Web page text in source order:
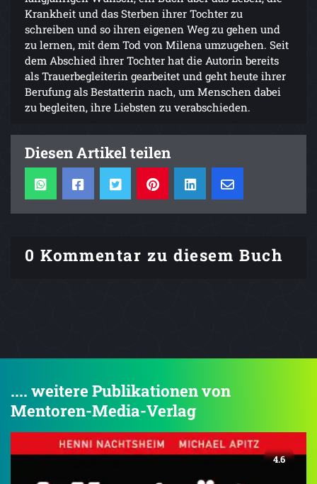
Krankheit und das Sterben ihrer Tochter zu
schreiben und so ihren eigenen Weg zu gehen und
zu lernen, mit dem Tod von Milena umzugehen. Seit
dem Abschied ihrer Tochter hat die Autorin bereits
als Trauerbegleiterin gearbeitet und geht heute ihrer
Berufung als Bestatterin nach, um Menschen dabei
zu begleiten, ihre Liebsten zu verabschieden.
Diesen Artikel teilen
0 Kommentar zu diesem Buch
.... weitere Publikationen von
Mentoren-Media-Verlag
4.6